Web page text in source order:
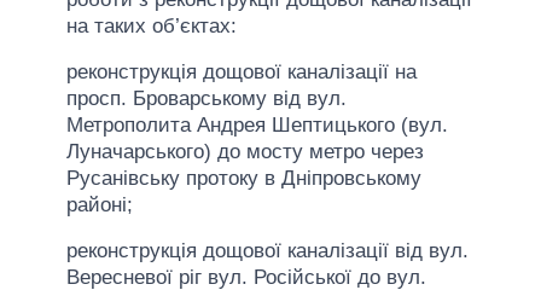
на таких об’єктах:
реконструкція дощової каналізації на
просп. Броварському від вул.
Метрополита Андрея Шептицького (вул.
Луначарського) до мосту метро через
Русанівську протоку в Дніпровському
районі;
реконструкція дощової каналізації від вул.
Вересневої ріг вул. Російської до вул.